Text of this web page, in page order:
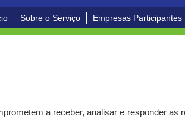
Sobre o Serviço Empresas Participantes
a receber, analisar e responder as